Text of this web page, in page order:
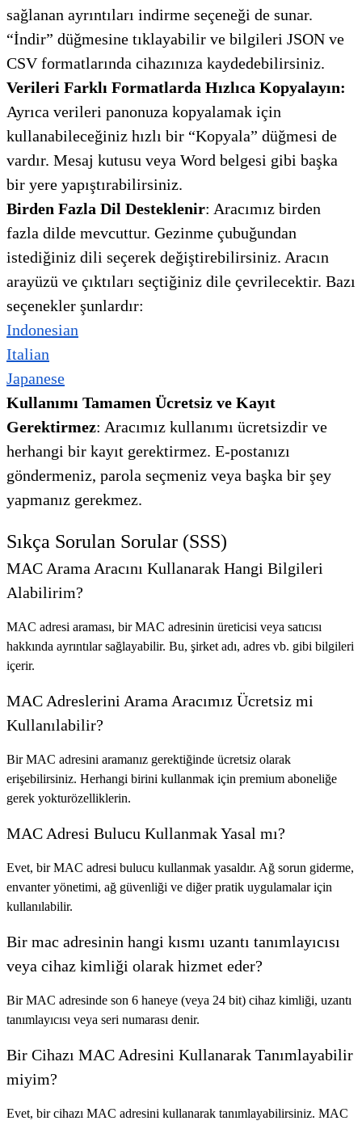
sağlanan ayrıntıları indirme seçeneği de sunar.
“İndir” düğmesine tıklayabilir ve bilgileri JSON ve
CSV formatlarında cihazınıza kaydedebilirsiniz.
Verileri Farklı Formatlarda Hızlıca Kopyalayın:
Ayrıca verileri panonuza kopyalamak için
kullanabileceğiniz hızlı bir “Kopyala” düğmesi de
vardır. Mesaj kutusu veya Word belgesi gibi başka
bir yere yapıştırabilirsiniz.
Birden Fazla Dil Desteklenir: Aracımız birden
fazla dilde mevcuttur. Gezinme çubuğundan
istediğiniz dili seçerek değiştirebilirsiniz. Aracın
arayüzü ve çıktıları seçtiğiniz dile çevrilecektir. Bazı
seçenekler şunlardır:
Indonesian
Italian
Japanese
Kullanımı Tamamen Ücretsiz ve Kayıt
Gerektirmez: Aracımız kullanımı ücretsizdir ve
herhangi bir kayıt gerektirmez. E-postanızı
göndermeniz, parola seçmeniz veya başka bir şey
yapmanız gerekmez.
Sıkça Sorulan Sorular (SSS)
MAC Arama Aracını Kullanarak Hangi Bilgileri
Alabilirim?
MAC adresi araması, bir MAC adresinin üreticisi veya satıcısı
hakkında ayrıntılar sağlayabilir. Bu, şirket adı, adres vb. gibi bilgileri
içerir.
MAC Adreslerini Arama Aracımız Ücretsiz mi
Kullanılabilir?
Bir MAC adresini aramanız gerektiğinde ücretsiz olarak
erişebilirsiniz. Herhangi birini kullanmak için premium aboneliğe
gerek yokturözelliklerin.
MAC Adresi Bulucu Kullanmak Yasal mı?
Evet, bir MAC adresi bulucu kullanmak yasaldır. Ağ sorun giderme,
envanter yönetimi, ağ güvenliği ve diğer pratik uygulamalar için
kullanılabilir.
Bir mac adresinin hangi kısmı uzantı tanımlayıcısı
veya cihaz kimliği olarak hizmet eder?
Bir MAC adresinde son 6 haneye (veya 24 bit) cihaz kimliği, uzantı
tanımlayıcısı veya seri numarası denir.
Bir Cihazı MAC Adresini Kullanarak Tanımlayabilir
miyim?
Evet, bir cihazı MAC adresini kullanarak tanımlayabilirsiniz. MAC